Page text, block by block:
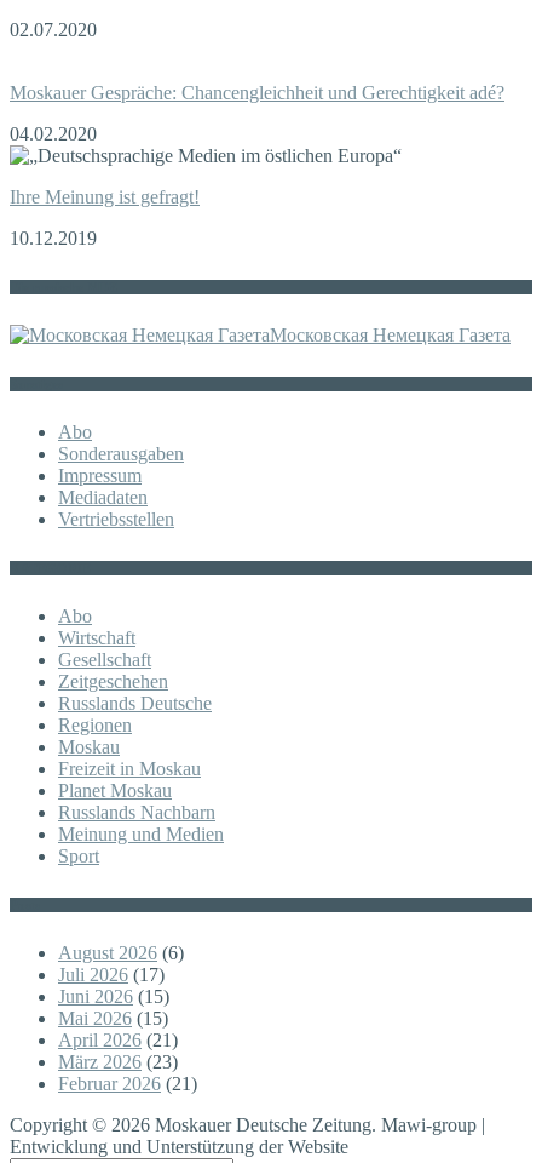
02.07.2020
Moskauer Gespräche: Chancengleichheit und Gerechtigkeit adé?
04.02.2020
Ihre Meinung ist gefragt!
10.12.2019
Московская Немецкая Газета
Abo
Sonderausgaben
Impressum
Mediadaten
Vertriebsstellen
Abo
Wirtschaft
Gesellschaft
Zeitgeschehen
Russlands Deutsche
Regionen
Moskau
Freizeit in Moskau
Planet Moskau
Russlands Nachbarn
Meinung und Medien
Sport
August 2026 (6)
Juli 2026 (17)
Juni 2026 (15)
Mai 2026 (15)
April 2026 (21)
März 2026 (23)
Februar 2026 (21)
Copyright © 2026 Moskauer Deutsche Zeitung. Mawi-group |
Entwicklung und Unterstützung der Website